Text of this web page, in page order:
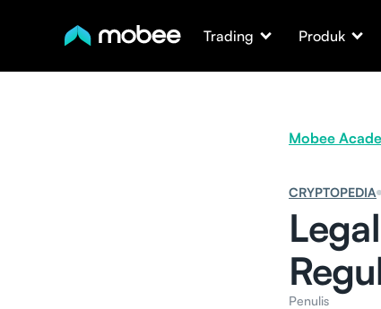
Trading Produk
Mobee
CRYPTOPEDIA
Penulis